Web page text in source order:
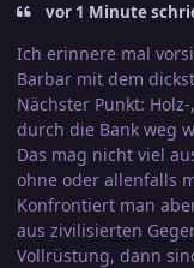
vor 1 Minute
Ich erinnere mal
Barbar mit dem
Nächster Punkt:
durch die Bank weg
Das mag nicht viel
ohne oder allenfalls
Konfrontiert man
aus zivilisierten
Vollrüstung, dann